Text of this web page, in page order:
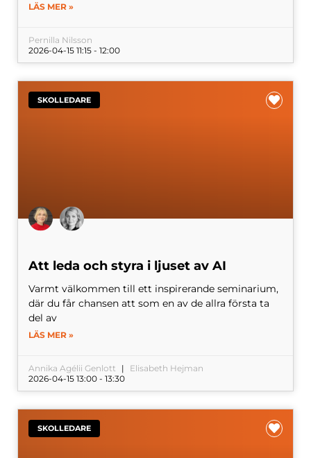
LÄS MER »
Pernilla Nilsson
2026-04-15 11:15 - 12:00
SKOLLEDARE
Att leda och styra i ljuset av AI
Varmt välkommen till ett inspirerande seminarium,
där du får chansen att som en av de allra första ta
del av
LÄS MER »
Annika Agélii Genlott
Elisabeth Hejman
2026-04-15 13:00 - 13:30
SKOLLEDARE